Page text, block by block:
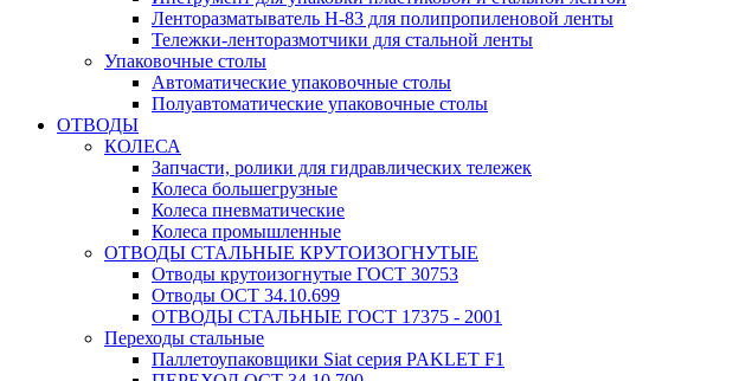
Ленторазматыватель Н-83 для полипропиленовой ленты
Тележки-ленторазмотчики для стальной ленты
Упаковочные столы
Автоматические упаковочные столы
Полуавтоматические упаковочные столы
ОТВОДЫ
КОЛЕСА
Запчасти, ролики для гидравлических тележек
Колеса большегрузные
Колеса пневматические
Колеса промышленные
ОТВОДЫ СТАЛЬНЫЕ КРУТОИЗОГНУТЫЕ
Отводы крутоизогнутые ГОСТ 30753
Отводы ОСТ 34.10.699
ОТВОДЫ СТАЛЬНЫЕ ГОСТ 17375 - 2001
Переходы стальные
Паллетоупаковщики Siat серия PAKLET F1